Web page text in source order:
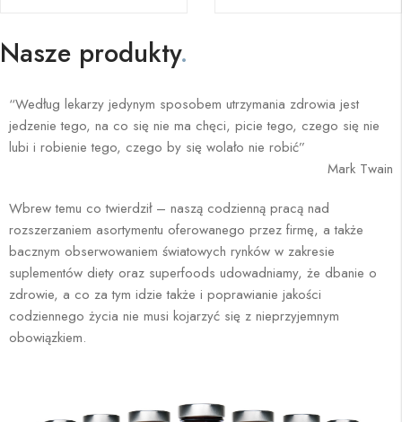
Nasze produkty.
“Według lekarzy jedynym sposobem utrzymania zdrowia jest
jedzenie tego, na co się nie ma chęci, picie tego, czego się nie
lubi i robienie tego, czego by się wolało nie robić”
Mark Twain
Wbrew temu co twierdził – naszą codzienną pracą nad
rozszerzaniem asortymentu oferowanego przez firmę, a także
bacznym obserwowaniem światowych rynków w zakresie
suplementów diety oraz superfoods udowadniamy, że dbanie o
zdrowie, a co za tym idzie także i poprawianie jakości
codziennego życia nie musi kojarzyć się z nieprzyjemnym
obowiązkiem.